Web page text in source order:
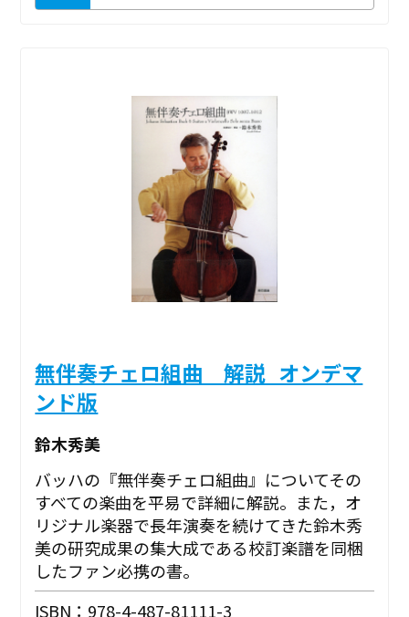
無伴奏チェロ組曲 解説_オンデマ
ンド版
鈴木秀美
バッハの『無伴奏チェロ組曲』についてその
すべての楽曲を平易で詳細に解説。また，オ
リジナル楽器で長年演奏を続けてきた鈴木秀
美の研究成果の集大成である校訂楽譜を同梱
したファン必携の書。
ISBN：978-4-487-81111-3